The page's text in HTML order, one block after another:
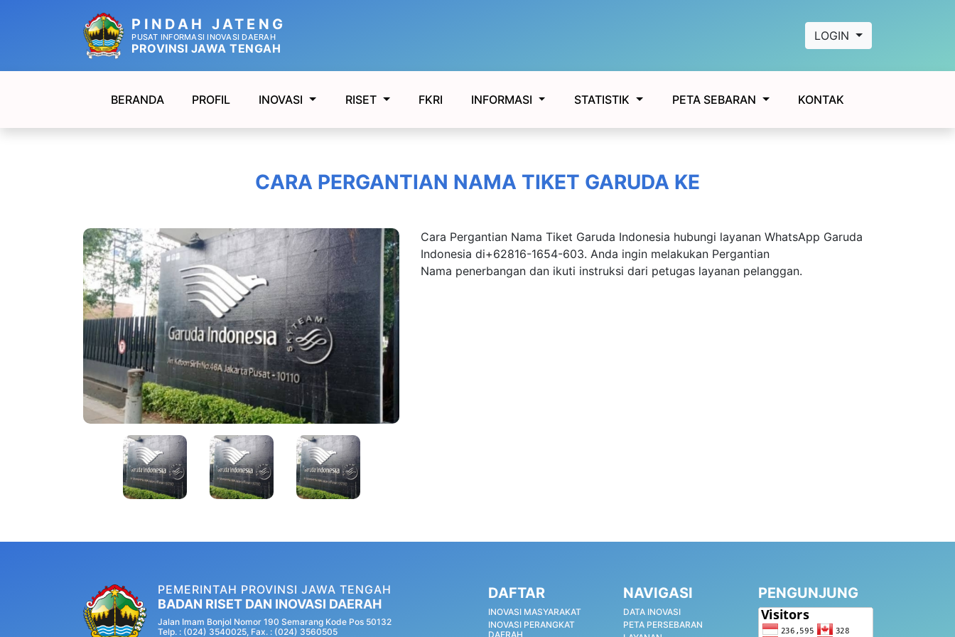
PINDAH JATENG
PUSAT INFORMASI INOVASI DAERAH
PROVINSI JAWA TENGAH
LOGIN
BERANDA PROFIL INOVASI RISET FKRI INFORMASI STATISTIK PETA SEBARAN KONTAK
CARA PERGANTIAN NAMA TIKET GARUDA KE
Cara Pergantian Nama Tiket Garuda Indonesia hubungi layanan WhatsApp Garuda
Indonesia di+62816-1654-603. Anda ingin melakukan Pergantian
Nama penerbangan dan ikuti instruksi dari petugas layanan pelanggan.
PEMERINTAH PROVINSI JAWA TENGAH
BADAN RISET DAN INOVASI DAERAH
Jalan Imam Bonjol Nomor 190 Semarang Kode Pos 50132
Telp. : (024) 3540025, Fax. : (024) 3560505
DAFTAR
INOVASI MASYARAKAT
INOVASI PERANGKAT
DAERAH
NAVIGASI
DATA INOVASI
PETA PERSEBARAN
PENGUNJUNG